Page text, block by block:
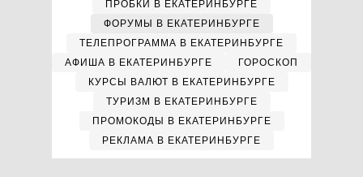
ПРОБКИ В ЕКАТЕРИНБУРГЕ
ФОРУМЫ В ЕКАТЕРИНБУРГЕ
ТЕЛЕПРОГРАММА В ЕКАТЕРИНБУРГЕ
АФИША В ЕКАТЕРИНБУРГЕ
ГОРОСКОП
КУРСЫ ВАЛЮТ В ЕКАТЕРИНБУРГЕ
ТУРИЗМ В ЕКАТЕРИНБУРГЕ
ПРОМОКОДЫ В ЕКАТЕРИНБУРГЕ
РЕКЛАМА В ЕКАТЕРИНБУРГЕ